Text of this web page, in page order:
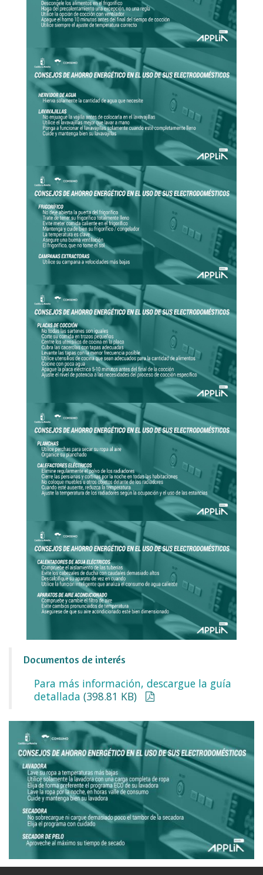
Documentos de interés
Para más información, descargue la guía
detallada (398.81 KB)